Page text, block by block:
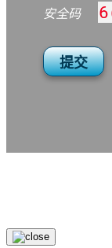
安全码
提交